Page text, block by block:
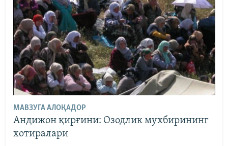
МАВЗУГА АЛОҚАДОР
Андижон қирғини: Озодлик мухбирининг
хотиралари